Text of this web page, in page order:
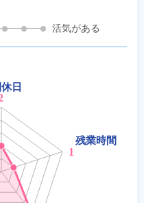
活気がある